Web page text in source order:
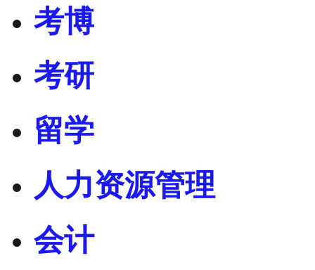
考博
考研
留学
人力资源管理
会计